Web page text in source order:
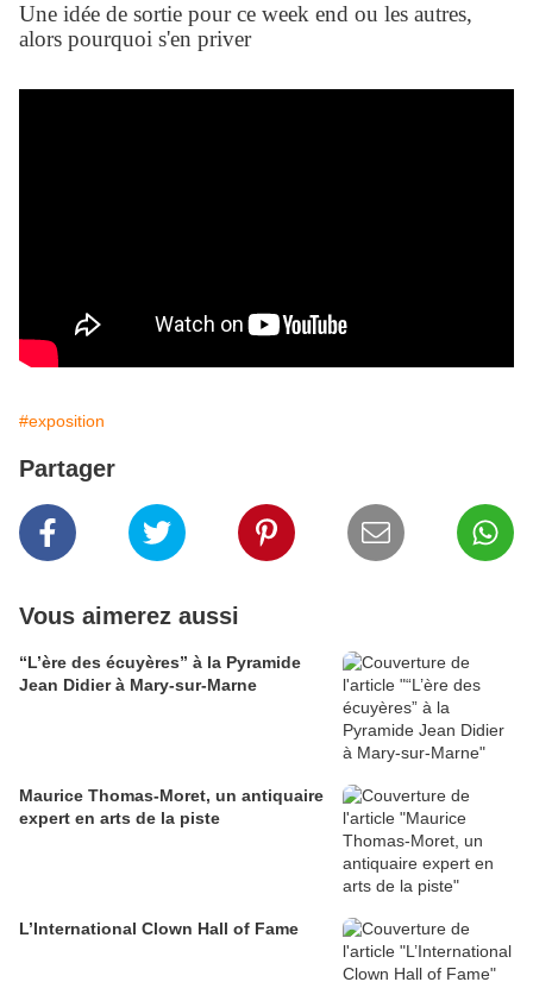
Une idée de sortie pour ce week end ou les autres,
alors pourquoi s'en priver
#exposition
Partager
Vous aimerez aussi
“L’ère des écuyères” à la Pyramide
Jean Didier à Mary-sur-Marne
Maurice Thomas-Moret, un antiquaire
expert en arts de la piste
L’International Clown Hall of Fame